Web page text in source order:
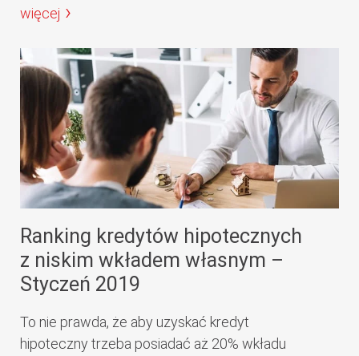
więcej
Ranking kredytów hipotecznych
z niskim wkładem własnym –
Styczeń 2019
To nie prawda, że aby uzyskać kredyt
hipoteczny trzeba posiadać aż 20% wkładu